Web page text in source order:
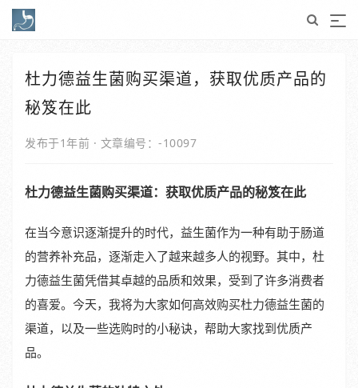
杜力德益生菌购买渠道，获取优质产品的
秘笈在此
发布于1年前 · 文章编号：-10097
杜力德益生菌购买渠道：获取优质产品的秘笈在此
在当今意识逐渐提升的时代，益生菌作为一种有助于肠道
的营养补充品，逐渐走入了越来越多人的视野。其中，杜
力德益生菌凭借其卓越的品质和效果，受到了许多消费者
的喜爱。今天，我将为大家如何高效购买杜力德益生菌的
渠道，以及一些选购时的小秘诀，帮助大家找到优质产
品。